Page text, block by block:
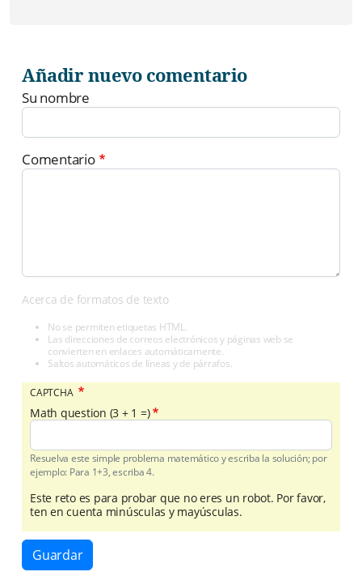
Añadir nuevo comentario
Su nombre
Comentario
Acerca de formatos de texto
No se permiten etiquetas HTML.
Las direcciones de correos electrónicos y páginas web se
convierten en enlaces automáticamente.
Saltos automáticos de líneas y de párrafos.
CAPTCHA
Math question (3 + 1 =)
Resuelva este simple problema matemático y escriba la solución; por
ejemplo: Para 1+3, escriba 4.
Este reto es para probar que no eres un robot. Por favor,
ten en cuenta minúsculas y mayúsculas.
Guardar